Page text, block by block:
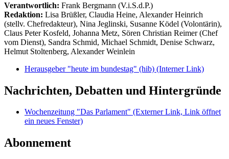
Verantwortlich: Frank Bergmann (V.i.S.d.P.)
Redaktion: Lisa Brüßler, Claudia Heine, Alexander Heinrich
(stellv. Chefredakteur), Nina Jeglinski, Susanne Ködel (Volontärin),
Claus Peter Kosfeld, Johanna Metz, Sören Christian Reimer (Chef
vom Dienst), Sandra Schmid, Michael Schmidt, Denise Schwarz,
Helmut Stoltenberg, Alexander Weinlein
Herausgeber "heute im bundestag" (hib) (Interner Link)
Nachrichten, Debatten und Hintergründe
Wochenzeitung "Das Parlament" (Externer Link, Link öffnet
ein neues Fenster)
Abonnement